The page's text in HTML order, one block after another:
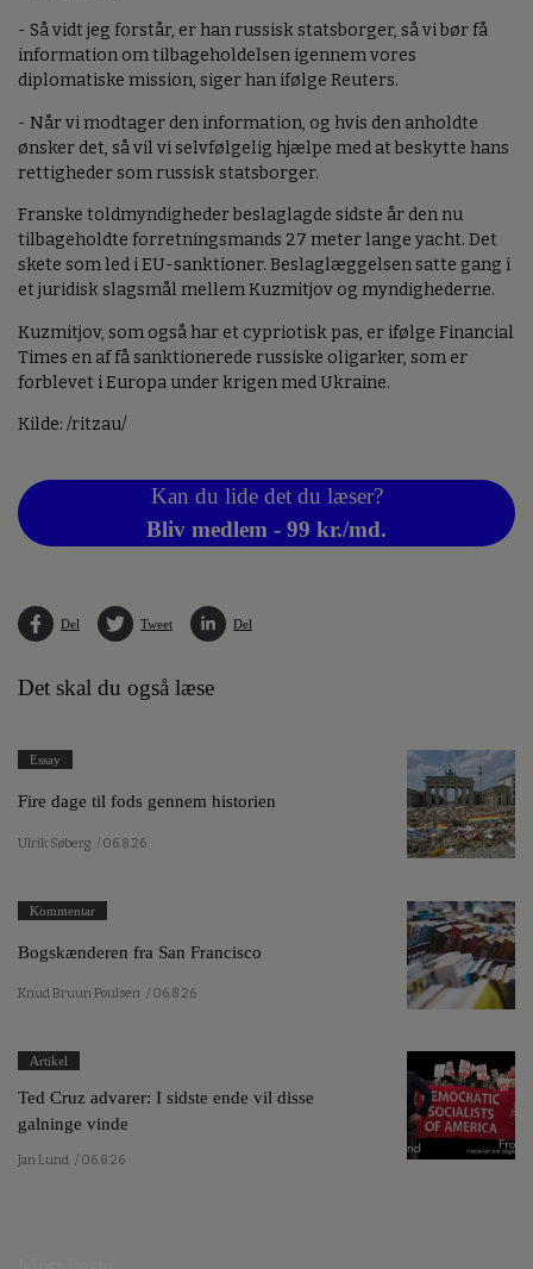
- Så vidt jeg forstår, er han russisk statsborger, så vi bør få
information om tilbageholdelsen igennem vores
diplomatiske mission, siger han ifølge Reuters.
- Når vi modtager den information, og hvis den anholdte
ønsker det, så vil vi selvfølgelig hjælpe med at beskytte hans
rettigheder som russisk statsborger.
Franske toldmyndigheder beslaglagde sidste år den nu
tilbageholdte forretningsmands 27 meter lange yacht. Det
skete som led i EU-sanktioner. Beslaglæggelsen satte gang i
et juridisk slagsmål mellem Kuzmitjov og myndighederne.
Kuzmitjov, som også har et cypriotisk pas, er ifølge Financial
Times en af få sanktionerede russiske oligarker, som er
forblevet i Europa under krigen med Ukraine.
Kilde: /ritzau/
Kan du lide det du læser?
Bliv medlem - 99 kr./md.
Del Tweet Del
Det skal du også læse
Essay
Fire dage til fods gennem historien
Ulrik Søberg / 06.8.26
Kommentar
Bogskænderen fra San Francisco
Knud Bruun Poulsen / 06.8.26
Artikel
Ted Cruz advarer: I sidste ende vil disse
galninge vinde
Jan Lund / 06.8.26